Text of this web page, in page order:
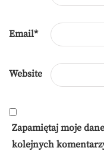
Email*
Website
Zapamiętaj moje
kolejnych